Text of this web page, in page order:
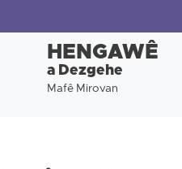
HENGAWÊ
a Dezgehe
Mafê Mirovan